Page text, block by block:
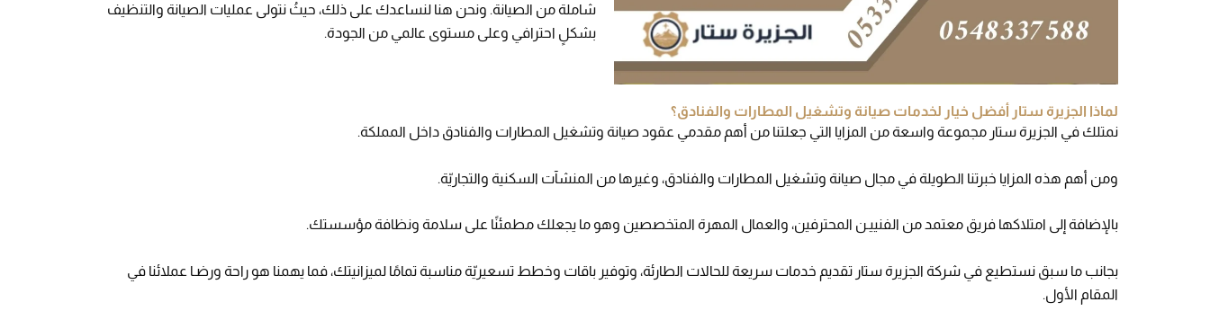
شاملة من الصيانة. ونحن هنا لنساعدك على ذلك، حيثُ نتولى عمليات الصيانة والتنظيف
بشكلٍ احترافي وعلى مستوى عالمي من الجودة.
لماذا الجزيرة ستار أفضل خيار لخدمات صيانة وتشغيل المطارات والفنادق؟
نمتلك في الجزيرة ستار مجموعة واسعة من المزايا التي جعلتنا من أهم مقدمي عقود صيانة وتشغيل المطارات والفنادق داخل المملكة.
ومن أهم هذه المزايا خبرتنا الطويلة في مجال صيانة وتشغيل المطارات والفنادق، وغيرها من المنشآت السكنية والتجاريّة.
بالإضافة إلى امتلاكها فريق معتمد من الفنييـن المحترفين، والعمال المهرة المتخصصين وهو ما يجعلك مطمئنًا على سلامة ونظافة مؤسستك.
بجانب ما سبق نستطيع في شركة الجزيرة ستار تقديم خدمات سريعة للحالات الطارئة، وتوفير باقات وخطط تسعيريّة مناسبة تمامًا لميزانيتك، فما يهمنا هو راحة ورضـا عملائنا في
المقام الأول.